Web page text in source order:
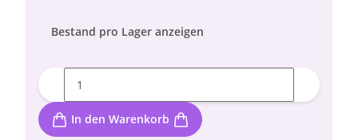
Bestand pro Lager anzeigen
In den Warenkorb